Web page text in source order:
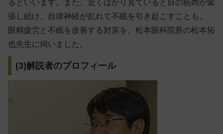
るといいます。また、近くばかり見ていると目の筋肉が緊
張し続け、自律神経が乱れて不眠を引き起こすことも。
眼精疲労と不眠を改善する対策を、松本眼科院長の松本拓
也先生に伺いました。
(3)解説者のプロフィール